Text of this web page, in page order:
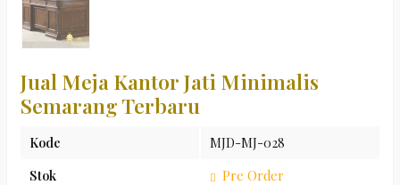
Jual Meja Kantor Jati Minimalis
Semarang Terbaru
Kode
MJD-MJ-028
Stok
Pre Order